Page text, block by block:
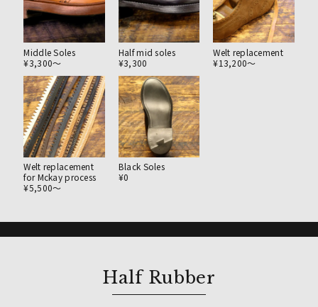
Middle Soles
¥3,300〜
Half mid soles
¥3,300
Welt replacement
¥13,200〜
Welt replacement
for Mckay process
¥5,500〜
Black Soles
¥0
Half Rubber